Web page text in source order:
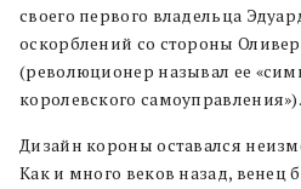
своего первого владельца
оскорблений со стороны
(революционер называл ее
королевского самоуправления»).
Дизайн короны оставался
Как и много веков назад,